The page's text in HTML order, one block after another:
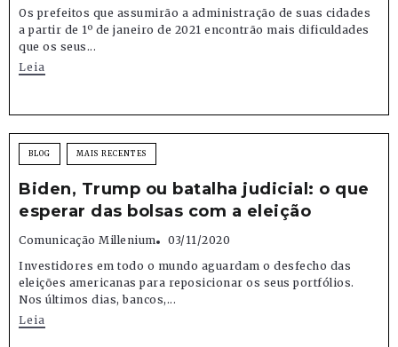
Os prefeitos que assumirão a administração de suas cidades
a partir de 1º de janeiro de 2021 encontrão mais dificuldades
que os seus...
Leia
BLOG MAIS RECENTES
Biden, Trump ou batalha judicial: o que
esperar das bolsas com a eleição
Comunicação Millenium
03/11/2020
Investidores em todo o mundo aguardam o desfecho das
eleições americanas para reposicionar os seus portfólios.
Nos últimos dias, bancos,...
Leia